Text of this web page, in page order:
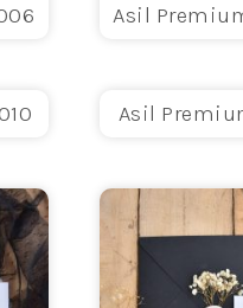
Asil
Asil